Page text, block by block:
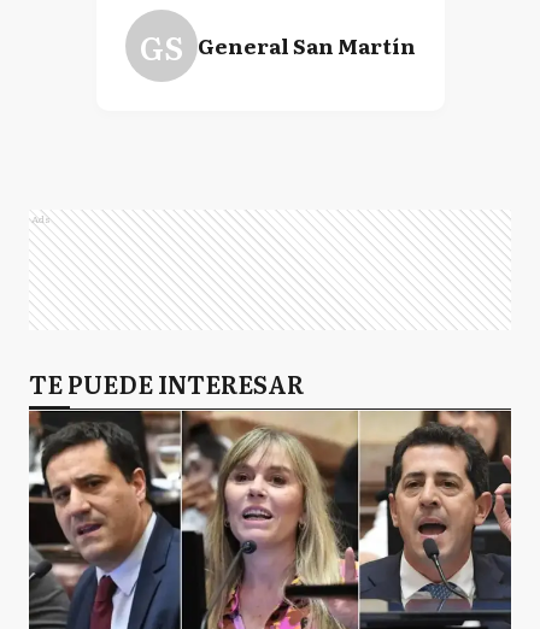
GS General San Martín
Ads
TE PUEDE INTERESAR